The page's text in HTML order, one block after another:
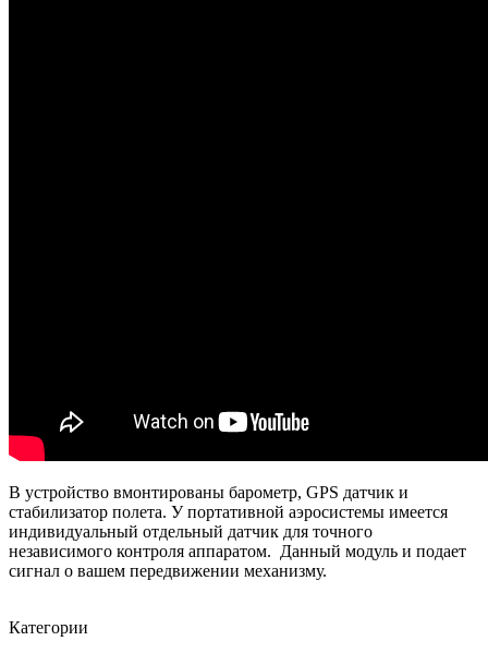
В устройство вмонтированы барометр, GPS датчик и
стабилизатор полета. У портативной аэросистемы имеется
индивидуальный отдельный датчик для точного
независимого контроля аппаратом. Данный модуль и подает
сигнал о вашем передвижении механизму.
Категории